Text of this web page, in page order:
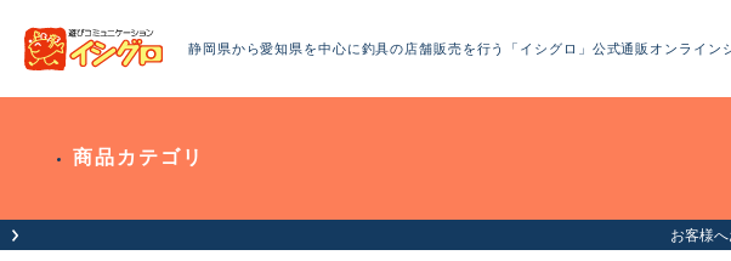
静岡県から愛知県を中心に釣具の店舗販売を行う「イシグロ」公式通販オンライン
商品カテゴリ
お客様